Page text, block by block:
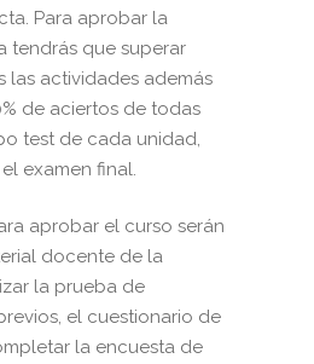
Para aprobar la
tendrás que superar
las actividades además
de aciertos de todas
test de cada unidad,
examen final.
aprobar el curso serán
docente de la
la prueba de
el cuestionario de
la encuesta de